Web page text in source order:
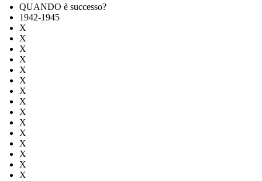
QUANDO è successo?
1942-1945
X
X
X
X
X
X
X
X
X
X
X
X
X
X
X